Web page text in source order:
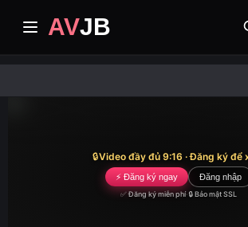
AVJB
video cao cấp
🔒Video đầy đủ 9:16 · Đăng ký để
⚡ Đăng ký ngay Đăng nhập
✅ Đăng ký miễn phí·🔒 Bảo mật SSL